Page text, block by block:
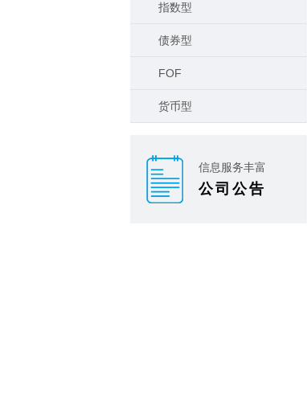
指数型
债券型
FOF
货币型
信息服务丰富
公司公告